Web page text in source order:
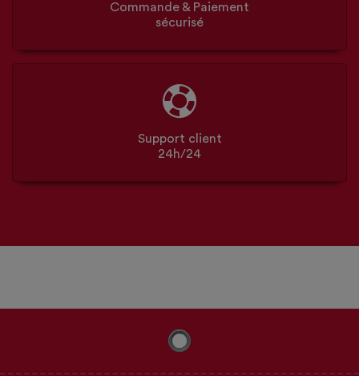
Commande & Paiement
sécurisé
Support client
24h/24